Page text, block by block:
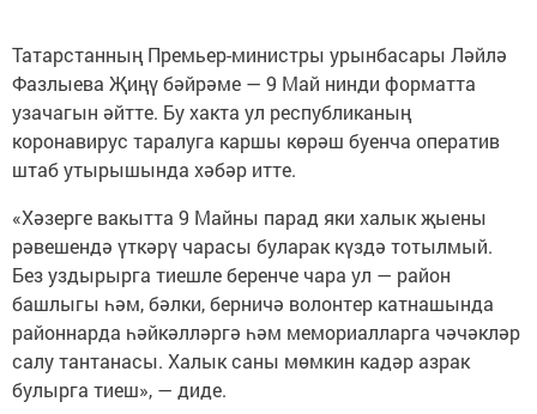
Татарстанның Премьер-министры урынбасары Ләйлә
Фазлыева Җиңү бәйрәме — 9 Май нинди форматта
узачагын әйтте. Бу хакта ул республиканың
коронавирус таралуга каршы көрәш буенча оператив
штаб утырышында хәбәр итте.
«Хәзерге вакытта 9 Майны парад яки халык җыены
рәвешендә үткәрү чарасы буларак күздә тотылмый.
Без уздырырга тиешле беренче чара ул — район
башлыгы һәм, бәлки, берничә волонтер катнашында
районнарда һәйкәлләргә һәм мемориалларга чәчәкләр
салу тантанасы. Халык саны мөмкин кадәр азрак
булырга тиеш», — диде.